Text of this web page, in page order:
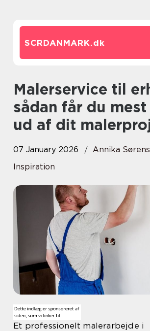
SCRDANMARK.dk
Malerservice til erhverv:
sådan får du
ud af dit
07 January 2026
Annika
Inspiration
Et professionelt malerarbejde i